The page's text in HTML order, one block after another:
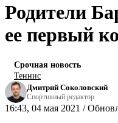
Родители
ее первый
Срочная новость
Теннис
16:43, 04 мая 2021 /
Дмитрий Соколовский
Спортивный редактор